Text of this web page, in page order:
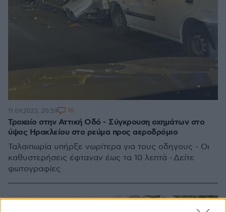
Τροχαίο στην Αττική Οδό - Σύγκρουση οχημάτων στο
ύψος Ηρακλείου στο ρεύμα προς αεροδρόμιο
Ταλαιπωρία υπήρξε νωρίτερα για τους οδηγους - Οι
καθυστερήσεις έφταναν έως τα 10 λεπτά - Δείτε
φωτογραφίες
11.09.2023, 20:59 10